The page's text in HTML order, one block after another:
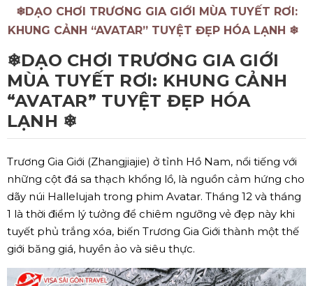
❄DẠO CHƠI TRƯƠNG GIA GIỚI MÙA TUYẾT RƠI:
KHUNG CẢNH “AVATAR” TUYỆT ĐẸP HÓA LẠNH ❄
❄DẠO CHƠI TRƯƠNG GIA GIỚI
MÙA TUYẾT RƠI: KHUNG CẢNH
“AVATAR” TUYỆT ĐẸP HÓA
LẠNH ❄
Trương Gia Giới (Zhangjiajie) ở tỉnh Hồ Nam, nổi tiếng với
những cột đá sa thạch khổng lồ, là nguồn cảm hứng cho
dãy núi Hallelujah trong phim Avatar. Tháng 12 và tháng
1 là thời điểm lý tưởng để chiêm ngưỡng vẻ đẹp này khi
tuyết phủ trắng xóa, biến Trương Gia Giới thành một thế
giới băng giá, huyền ảo và siêu thực.